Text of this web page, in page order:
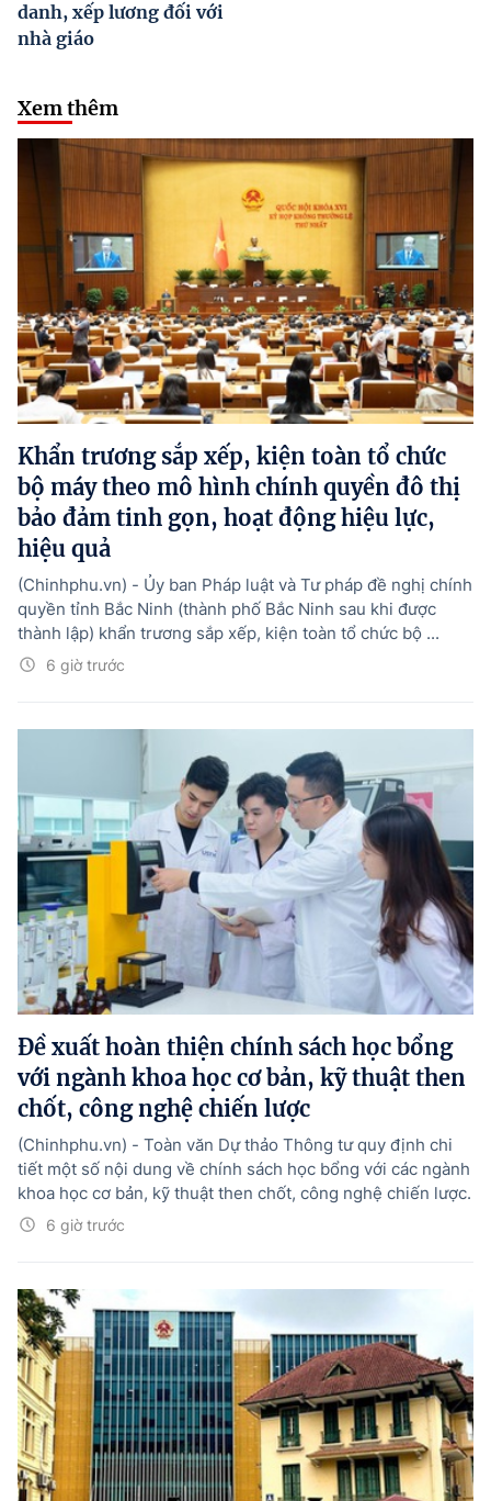
danh, xếp lương đối với
nhà giáo
Xem thêm
Khẩn trương sắp xếp, kiện toàn tổ chức
bộ máy theo mô hình chính quyền đô thị
bảo đảm tinh gọn, hoạt động hiệu lực,
hiệu quả
6 giờ trước
(Chinhphu.vn) - Ủy ban Pháp luật và Tư pháp đề nghị chính
quyền tỉnh Bắc Ninh (thành phố Bắc Ninh sau khi được
thành lập) khẩn trương sắp xếp, kiện toàn tổ chức bộ ...
Đề xuất hoàn thiện chính sách học bổng
với ngành khoa học cơ bản, kỹ thuật then
chốt, công nghệ chiến lược
6 giờ trước
(Chinhphu.vn) - Toàn văn Dự thảo Thông tư quy định chi
tiết một số nội dung về chính sách học bổng với các ngành
khoa học cơ bản, kỹ thuật then chốt, công nghệ chiến lược.